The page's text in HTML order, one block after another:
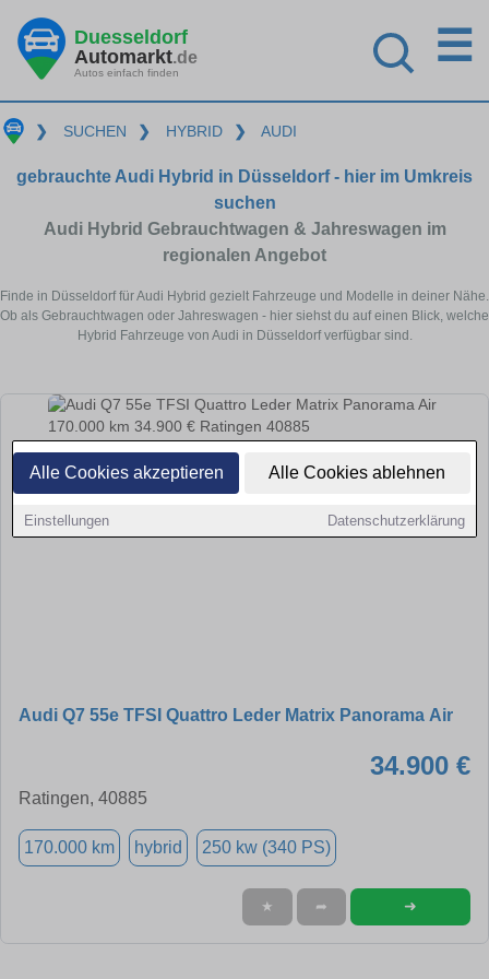
Alle Cookies akzeptieren Alle Cookies ablehnen
Einstellungen Datenschutzerklärung
Duesseldorf
Automarkt.de
Autos einfach finden
☰
❯ SUCHEN ❯ HYBRID ❯ AUDI
gebrauchte Audi Hybrid in Düsseldorf - hier im Umkreis
suchen
Audi Hybrid Gebrauchtwagen & Jahreswagen im
regionalen Angebot
Finde in Düsseldorf für Audi Hybrid gezielt Fahrzeuge und Modelle in deiner Nähe.
Ob als Gebrauchtwagen oder Jahreswagen - hier siehst du auf einen Blick, welche
Hybrid Fahrzeuge von Audi in Düsseldorf verfügbar sind.
Audi Q7 55e TFSI Quattro Leder Matrix Panorama Air
34.900 €
Ratingen, 40885
170.000 km hybrid 250 kw (340 PS)
★ ➦ ➜